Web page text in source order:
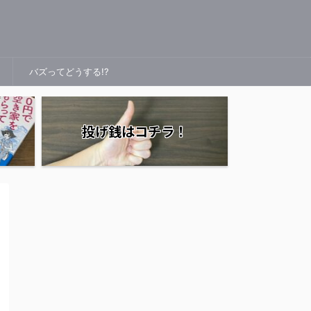
バズってどうする!?
投げ銭はコチラ！